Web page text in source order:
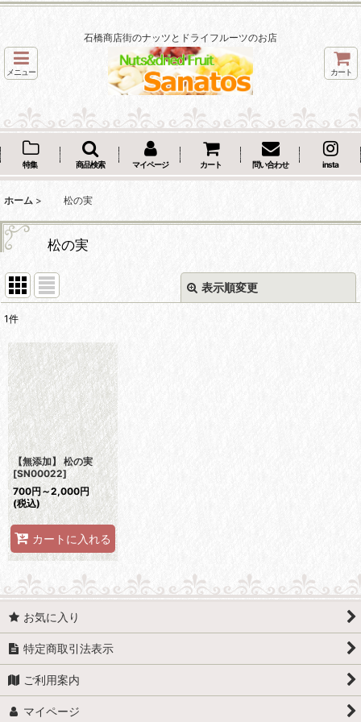
石橋商店街のナッツとドライフルーツのお店
メニュー カート
特集 商品検索 マイページ カート 問い合わせ insta
ホーム > 松の実
松の実
表示順変更
並び順:
1件
【無添加】 松の実
[SN00022]
700円 ～2,000円
(税込)
カートに入れる
お気に入り
特定商取引法表示
ご利用案内
マイページ